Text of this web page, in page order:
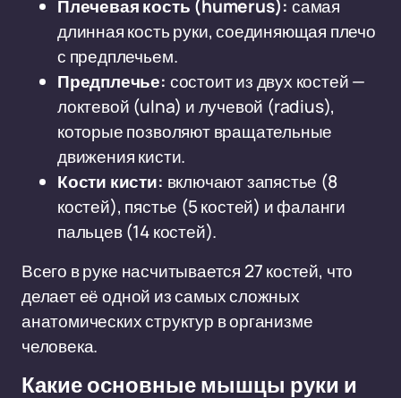
Плечевая кость (humerus): самая
длинная кость руки, соединяющая плечо
с предплечьем.
Предплечье: состоит из двух костей —
локтевой (ulna) и лучевой (radius),
которые позволяют вращательные
движения кисти.
Кости кисти: включают запястье (8
костей), пястье (5 костей) и фаланги
пальцев (14 костей).
Всего в руке насчитывается 27 костей, что
делает её одной из самых сложных
анатомических структур в организме
человека.
Какие основные мышцы руки и